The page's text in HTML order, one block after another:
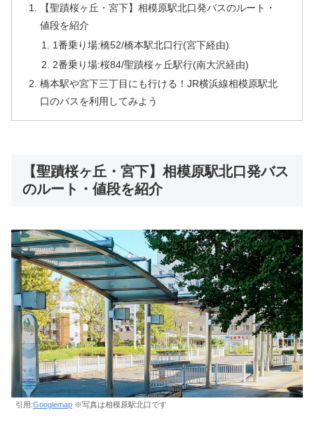
【聖蹟桜ヶ丘・宮下】相模原駅北口発バスのルート・
値段を紹介
1番乗り場:橋52/橋本駅北口行(宮下経由)
2番乗り場:桜84/聖蹟桜ヶ丘駅行(南大沢経由)
橋本駅や宮下三丁目にも行ける！JR横浜線相模原駅北
口のバスを利用してみよう
【聖蹟桜ヶ丘・宮下】相模原駅北口発バス
のルート・値段を紹介
引用:Googlemap ※写真は相模原駅北口です